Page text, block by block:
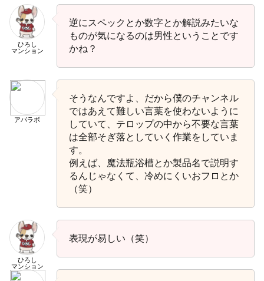
ひろし
マンション
逆にスペックとか数字とか解説みたいな
ものが気になるのは男性ということです
かね？
アパラボ
そうなんですよ、だから僕のチャンネル
ではあえて難しい言葉を使わないように
していて、テロップの中から不要な言葉
は全部そぎ落としていく作業をしていま
す。
例えば、魔法瓶浴槽とか製品名で説明す
るんじゃなくて、冷めにくいおフロとか
（笑）
ひろし
マンション
表現が易しい（笑）